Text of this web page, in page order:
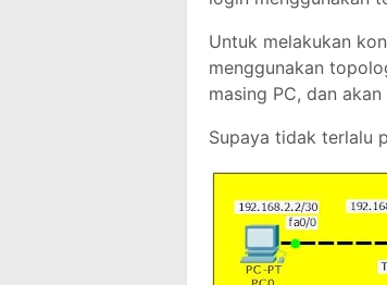
Untuk melakukan
menggunakan
masing PC, dan
Supaya tidak terlalu